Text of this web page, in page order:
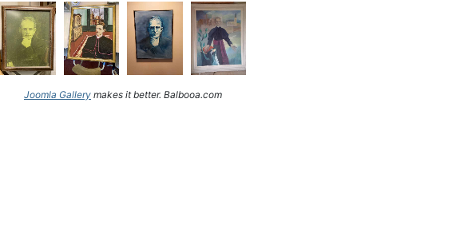
Joomla Gallery makes it better. Balbooa.com